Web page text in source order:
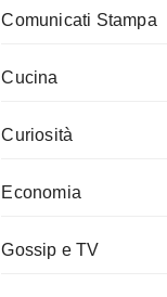
Comunicati Stampa
Cucina
Curiosità
Economia
Gossip e TV